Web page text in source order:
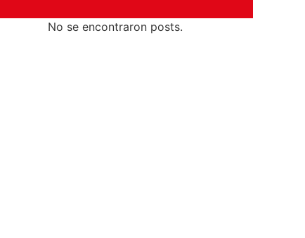
No se encontraron posts.